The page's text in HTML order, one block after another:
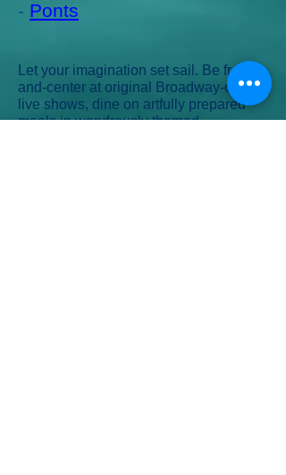
- Ponts
Let your imagination set sail. Be front-
and-center at original Broadway-caliber
live shows, dine on artfully prepared
meals in wondrously themed